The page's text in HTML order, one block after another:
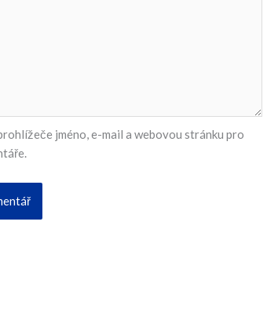
jméno, e-mail a webovou stránku pro